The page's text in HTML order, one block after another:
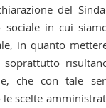
del
in cui
in quanto
che con tale
scelte